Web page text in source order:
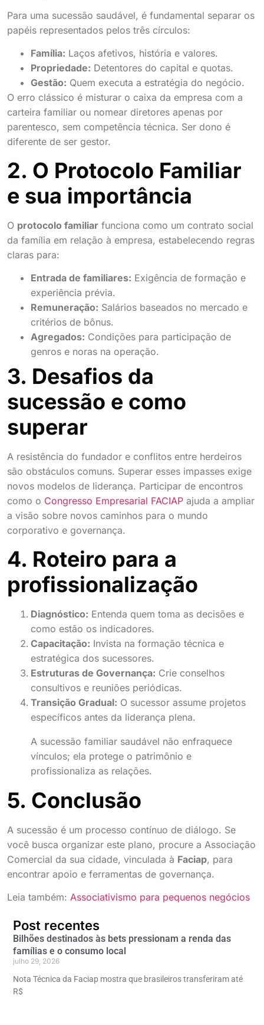
Para uma sucessão saudável, é fundamental separar os
papéis representados pelos três círculos:
Família: Laços afetivos, história e valores.
Propriedade: Detentores do capital e quotas.
Gestão: Quem executa a estratégia do negócio.
O erro clássico é misturar o caixa da empresa com a
carteira familiar ou nomear diretores apenas por
parentesco, sem competência técnica. Ser dono é
diferente de ser gestor.
2. O Protocolo Familiar
e sua importância
O protocolo familiar funciona como um contrato social
da família em relação à empresa, estabelecendo regras
claras para:
Entrada de familiares: Exigência de formação e
experiência prévia.
Remuneração: Salários baseados no mercado e
critérios de bônus.
Agregados: Condições para participação de
genros e noras na operação.
3. Desafios da
sucessão e como
superar
A resistência do fundador e conflitos entre herdeiros
são obstáculos comuns. Superar esses impasses exige
novos modelos de liderança. Participar de encontros
como o Congresso Empresarial FACIAP ajuda a ampliar
a visão sobre novos caminhos para o mundo
corporativo e governança.
4. Roteiro para a
profissionalização
Diagnóstico: Entenda quem toma as decisões e
como estão os indicadores.
Capacitação: Invista na formação técnica e
estratégica dos sucessores.
Estruturas de Governança: Crie conselhos
consultivos e reuniões periódicas.
Transição Gradual: O sucessor assume projetos
específicos antes da liderança plena.
A sucessão familiar saudável não enfraquece
vínculos; ela protege o patrimônio e
profissionaliza as relações.
5. Conclusão
A sucessão é um processo contínuo de diálogo. Se
você busca organizar este plano, procure a Associação
Comercial da sua cidade, vinculada à Faciap, para
encontrar apoio e ferramentas de governança.
Leia também: Associativismo para pequenos negócios
Post recentes
Bilhões destinados às bets pressionam a renda das
famílias e o consumo local
julho 29, 2026
Nota Técnica da Faciap mostra que brasileiros transferiram até
R$